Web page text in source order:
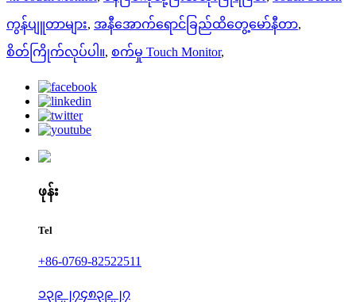
ကွန်ပျူတာများ, အနီအောက်ရောင်ခြည်ထိတွေ့မော်နီတာ,
စိတ်ကြိုက်လုပ်ပါ။, စက်မှု Touch Monitor,
ဖုန်း
Tel
+86-0769-82522511
၁၃၉၂၇၄၈၃၉၂၇